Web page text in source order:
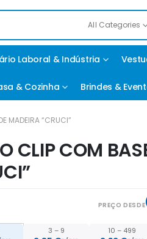
All Categories
Laboral & Indústria
& Cozinha Brindes &
MADEIRA “CRUCI”
CLIP COM
PREÇO DESDE
3 – 9 10 – 499